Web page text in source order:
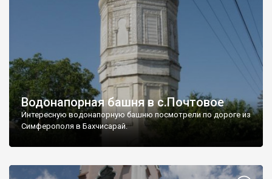
Водонапорная башня в с.Почтовое
Интересную водонапорную башню посмотрели по дороге из
Симферополя в Бахчисарай.